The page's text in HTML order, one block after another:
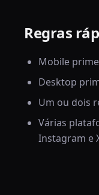
Regras
Mobile
Desktop
Um ou dois
Várias
Instagram e